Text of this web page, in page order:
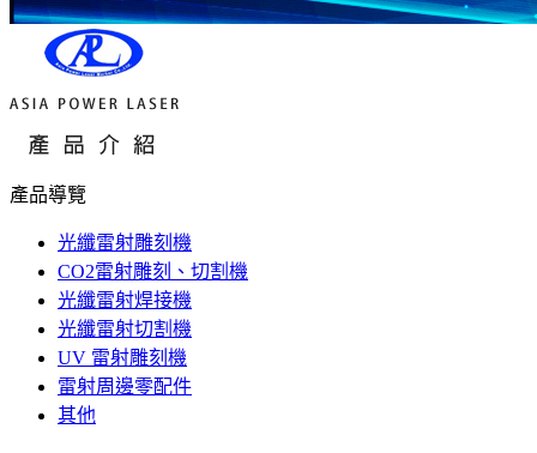
產品導覽
光纖雷射雕刻機
CO2雷射雕刻、切割機
光纖雷射焊接機
光纖雷射切割機
UV 雷射雕刻機
雷射周邊零配件
其他